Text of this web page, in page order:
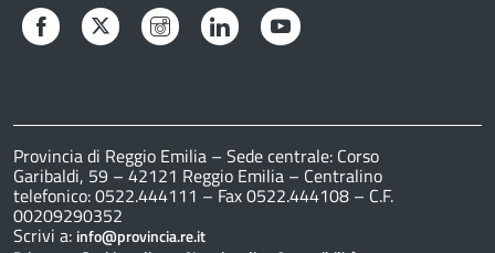
Facebook Twitter Instagram LinkedIn
Provincia di Reggio Emilia – Sede centrale: Corso
Garibaldi, 59 – 42121 Reggio Emilia – Centralino
telefonico: 0522.444111 – Fax 0522.444108 – C.F.
00209290352
Scrivi a: info@provincia.re.it